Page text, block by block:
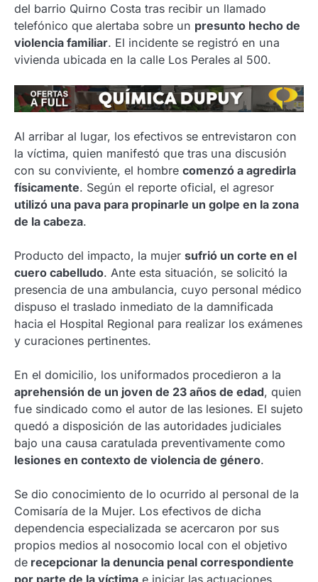
del barrio Quirno Costa tras recibir un llamado
telefónico que alertaba sobre un presunto hecho de
violencia familiar. El incidente se registró en una
vivienda ubicada en la calle Los Perales al 500.
Al arribar al lugar, los efectivos se entrevistaron con
la víctima, quien manifestó que tras una discusión
con su conviviente, el hombre comenzó a agredirla
físicamente. Según el reporte oficial, el agresor
utilizó una pava para propinarle un golpe en la zona
de la cabeza.
Producto del impacto, la mujer sufrió un corte en el
cuero cabelludo. Ante esta situación, se solicitó la
presencia de una ambulancia, cuyo personal médico
dispuso el traslado inmediato de la damnificada
hacia el Hospital Regional para realizar los exámenes
y curaciones pertinentes.
En el domicilio, los uniformados procedieron a la
aprehensión de un joven de 23 años de edad, quien
fue sindicado como el autor de las lesiones. El sujeto
quedó a disposición de las autoridades judiciales
bajo una causa caratulada preventivamente como
lesiones en contexto de violencia de género.
Se dio conocimiento de lo ocurrido al personal de la
Comisaría de la Mujer. Los efectivos de dicha
dependencia especializada se acercaron por sus
propios medios al nosocomio local con el objetivo
de recepcionar la denuncia penal correspondiente